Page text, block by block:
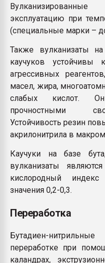
эксплуатацию при
(специальные марки –
Также вулканизаты
каучуков устойчивы
агрессивных
масел, жира,
слабых кислот.
прочностными
Устойчивость резин
акрилонитрила в
Каучуки на базе
вулканизаты
кислородный
значения 0,2-0,3.
Переработка
Бутадиен-
переработке при
каландрах,